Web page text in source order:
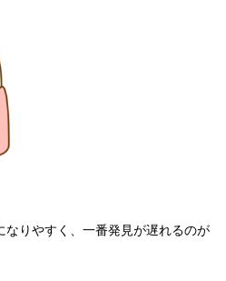
なりやすく、一番発見が遅れるのが